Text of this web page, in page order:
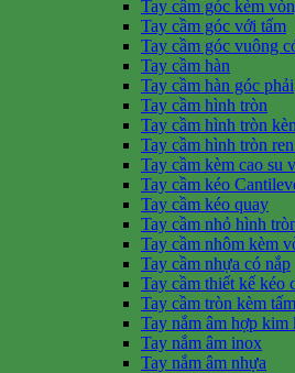
Tay cầm góc kèm
Tay cầm góc với tấm
Tay cầm góc vuông
Tay cầm hàn
Tay cầm hàn góc phải
Tay cầm hình tròn
Tay cầm hình tròn
Tay cầm hình tròn
Tay cầm kèm cao su
Tay cầm kéo
Tay cầm kéo quay
Tay cầm nhỏ hình
Tay cầm nhôm kèm
Tay cầm nhựa có nắp
Tay cầm thiết kế kéo
Tay cầm tròn kèm
Tay nắm âm hợp kim
Tay nắm âm inox
Tay nắm âm nhựa